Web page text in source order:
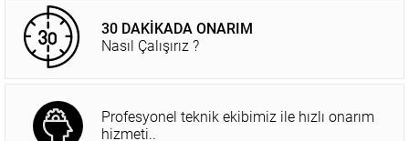
30 DAKİKADA ONARIM
Nasıl Çalışırız ?
Profesyonel teknik ekibimiz ile hızlı onarım
hizmeti..